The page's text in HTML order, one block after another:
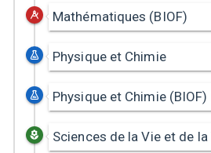
Mathématiques (BIOF)
Physique et Chimie
Physique et Chimie (BIOF)
Sciences de la Vie et de la